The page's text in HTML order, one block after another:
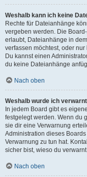
Weshalb kann ich keine
Rechte für Dateianhänge
vergeben werden. Die
erlaubt, Dateianhänge in
verfassen möchtest, oder
Du kannst einen
du keine Dateianhänge
Nach oben
Weshalb wurde ich
In jedem Board gibt es
festgelegt werden. Wenn du
sie dir eine Verwarnung
Administration dieses
Verwarnung zu tun hat.
sicher bist, wieso du
Nach oben